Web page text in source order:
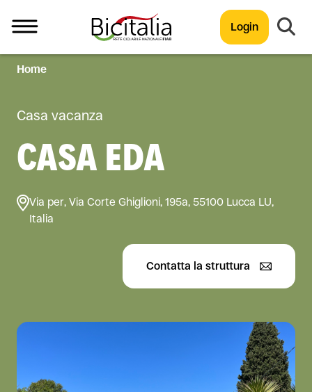
Login
TUTTO
Home
Casa vacanza
CASA EDA
Via per, Via Corte Ghiglioni, 195a, 55100 Lucca LU,
Italia
Contatta la struttura